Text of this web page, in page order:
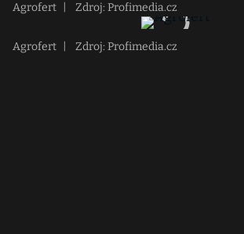
Agrofert Zdroj: Profimedia.cz
Agrofert Zdroj: Profimedia.cz